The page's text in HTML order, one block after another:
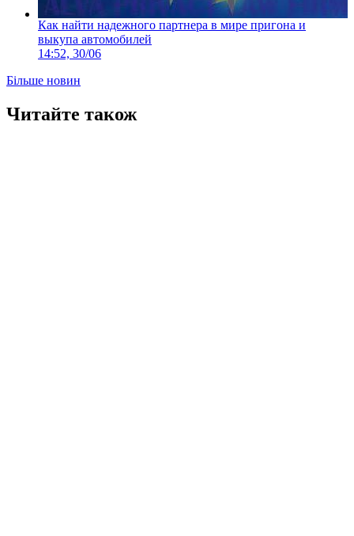
Как найти надежного партнера в мире пригона и
выкупа автомобилей
14:52, 30/06
Більше новин
Читайте також